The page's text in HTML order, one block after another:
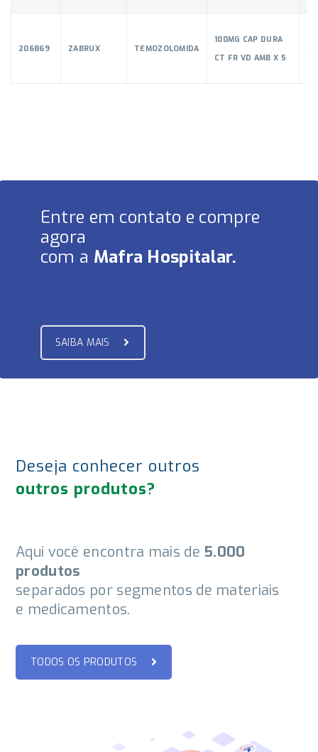
206869 ZABRUX TEMOZOLOMIDA
100MG CAP DURA
CT FR VD AMB X 5
Entre em contato e compre
agora
com a Mafra Hospitalar.
SAIBA MAIS
Deseja conhecer outros
outros produtos?
Aqui você encontra mais de 5.000
produtos
separados por segmentos de materiais
e medicamentos.
TODOS OS PRODUTOS